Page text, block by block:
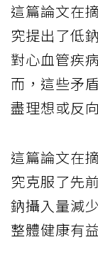
這篇論文在
究提出了低
對心血管疾
而，這些矛
盡理想或反
這篇論文在
究克服了先
鈉攝入量減
整體健康有